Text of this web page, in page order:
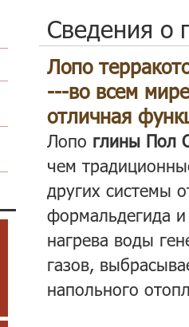
Сведения о
Лопо
---во всем
отличная
Лопо глины Пол
чем
других системы
формальдегида
нагрева воды
газов,
напольного